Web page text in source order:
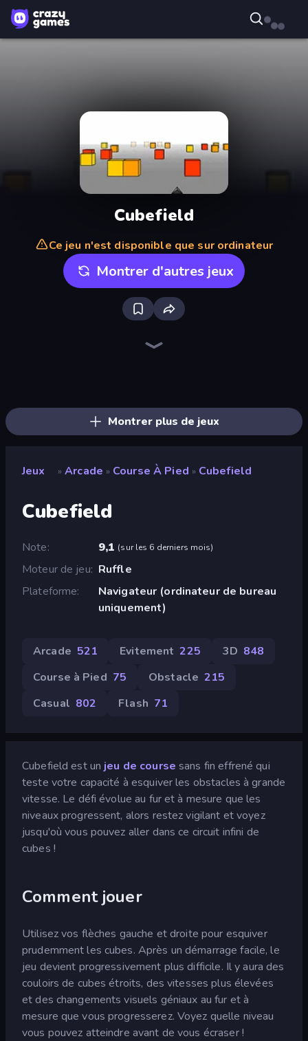
Cubefield
Ce jeu n'est disponible que sur ordinateur
Montrer d'autres jeux
Montrer plus de jeux
Jeux » Arcade » Course À Pied » Cubefield
Cubefield
Note 9,1 (sur les 6 derniers mois)
Moteur de jeu Ruffle
Plateforme
Navigateur (ordinateur de bureau
uniquement)
Arcade 521 Evitement 225 3D 848
Course à Pied 75 Obstacle 215
Casual 802 Flash 71
Cubefield est un jeu de course sans fin effrené qui
teste votre capacité à esquiver les obstacles à grande
vitesse. Le défi évolue au fur et à mesure que les
niveaux progressent, alors restez vigilant et voyez
jusqu'où vous pouvez aller dans ce circuit infini de
cubes !
Comment jouer
Utilisez vos flèches gauche et droite pour esquiver
prudemment les cubes. Après un démarrage facile, le
jeu devient progressivement plus difficile. Il y aura des
couloirs de cubes étroits, des vitesses plus élevées
et des changements visuels géniaux au fur et à
mesure que vous progresserez. Voyez quelle niveau
vous pouvez atteindre avant de vous écraser !